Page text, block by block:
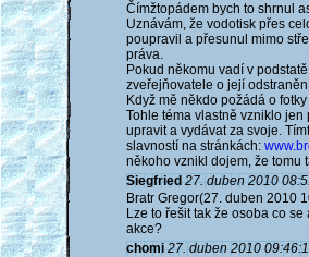
Čímžtopádem bych to shrnul
Uznávám, že vodotisk přes
poupravil a přesunul mimo
práva.
Pokud někomu vadí v
zveřejňovatele o její
Když mě někdo požádá o
Tohle téma vlastně vzniklo
upravit a vydávat za svoje.
slavností na stránkách:
někoho vznikl dojem, že tomu
Siegfried 27. duben 2010
Bratr Gregor(27. duben 2010
Lze to řešit tak že osoba co
akce?
chomi 27. duben 2010